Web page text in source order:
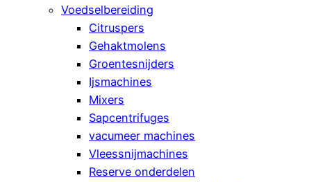
Voedselbereiding
Citruspers
Gehaktmolens
Groentesnijders
Ijsmachines
Mixers
Sapcentrifuges
vacumeer machines
Vleessnijmachines
Reserve onderdelen